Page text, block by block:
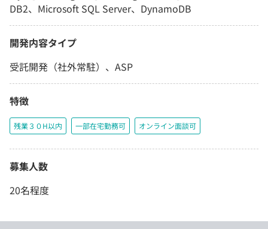
DB2、Microsoft SQL Server、DynamoDB
開発内容タイプ
受託開発（社外常駐）、ASP
特徴
残業３０H以内 一部在宅勤務可 オンライン面談可
募集人数
20名程度